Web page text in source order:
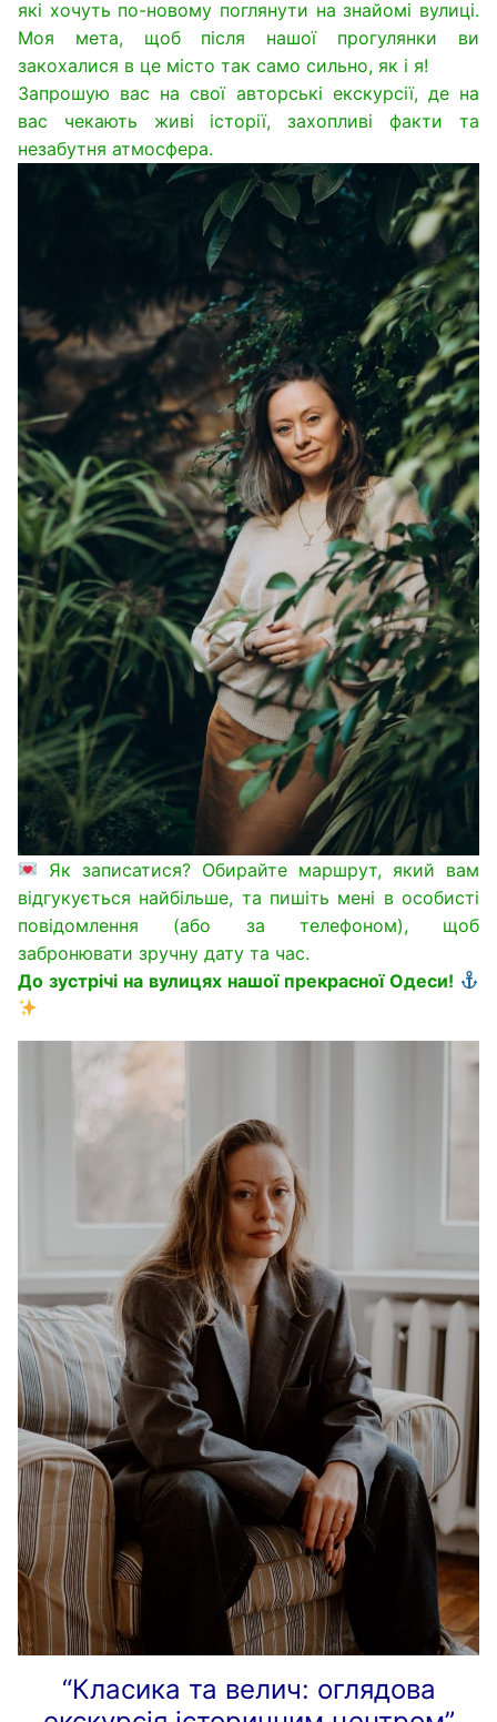
які хочуть по-новому поглянути на знайомі вулиці.
Моя мета, щоб після нашої прогулянки ви
закохалися в це місто так само сильно, як і я!
Запрошую вас на свої авторські екскурсії, де на
вас чекають живі історії, захопливі факти та
незабутня атмосфера.
Як записатися? Обирайте маршрут, який вам
відгукується найбільше, та пишіть мені в особисті
повідомлення (або за телефоном), щоб
забронювати зручну дату та час.
До зустрічі на вулицях нашої прекрасної Одеси!
“Класика та велич: оглядова